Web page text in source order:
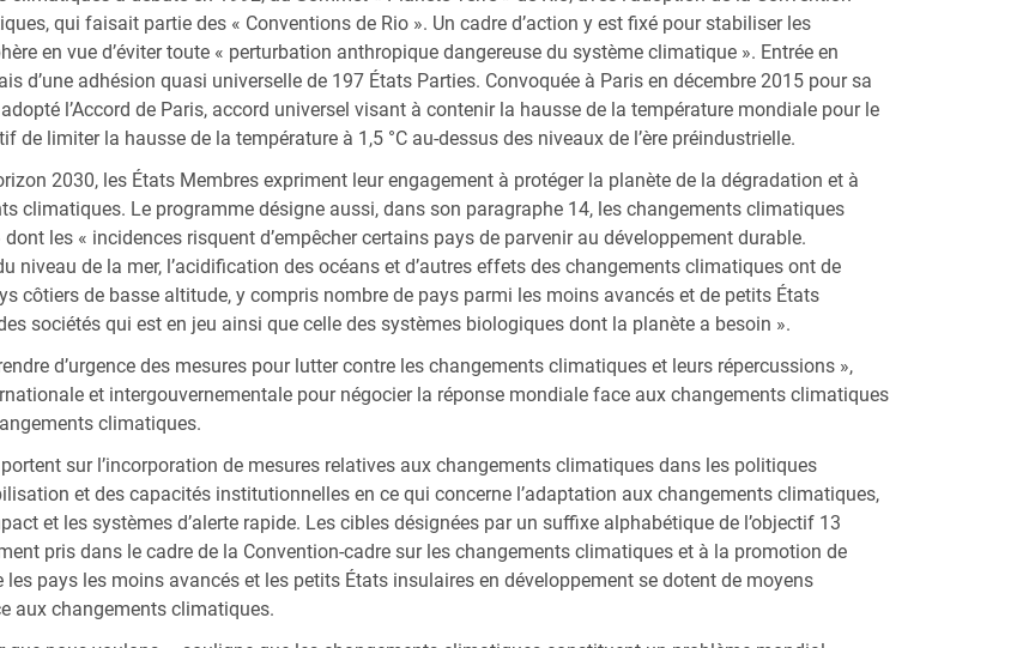
qui faisait partie des « Conventions de Rio ». Un cadre d’action y est fixé pour stabiliser les
en vue d’éviter toute « perturbation anthropique dangereuse du système climatique ». Entrée en
d’une adhésion quasi universelle de 197 États Parties. Convoquée à Paris en décembre 2015 pour sa
l’Accord de Paris, accord universel visant à contenir la hausse de la température mondiale pour le
de limiter la hausse de la température à 1,5 °C au-dessus des niveaux de l’ère préindustrielle.
2030, les États Membres expriment leur engagement à protéger la planète de la dégradation et à
climatiques. Le programme désigne aussi, dans son paragraphe 14, les changements climatiques
les « incidences risquent d’empêcher certains pays de parvenir au développement durable.
niveau de la mer, l’acidification des océans et d’autres effets des changements climatiques ont de
côtiers de basse altitude, y compris nombre de pays parmi les moins avancés et de petits États
sociétés qui est en jeu ainsi que celle des systèmes biologiques dont la planète a besoin ».
d’urgence des mesures pour lutter contre les changements climatiques et leurs répercussions »,
et intergouvernementale pour négocier la réponse mondiale face aux changements climatiques
climatiques.
sur l’incorporation de mesures relatives aux changements climatiques dans les politiques
et des capacités institutionnelles en ce qui concerne l’adaptation aux changements climatiques,
et les systèmes d’alerte rapide. Les cibles désignées par un suffixe alphabétique de l’objectif 13
pris dans le cadre de la Convention-cadre sur les changements climatiques et à la promotion de
pays les moins avancés et les petits États insulaires en développement se dotent de moyens
aux changements climatiques.